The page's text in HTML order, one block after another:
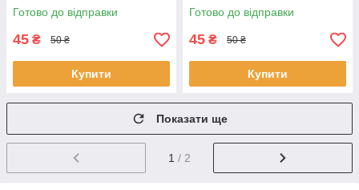
Готово до відправки
45 ₴ 50 ₴
Купити
Готово до відправки
45 ₴ 50 ₴
Купити
Показати ще
1 / 2